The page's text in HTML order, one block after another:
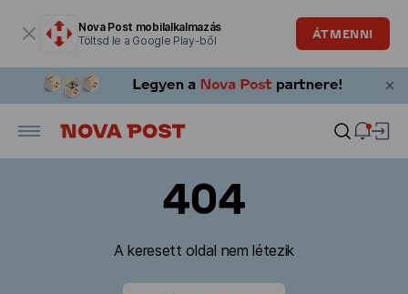
Nova Post mobilalkalmazás
Töltsd le a Google Play-ből
ÁTMENNI
404
A keresett oldal nem létezik